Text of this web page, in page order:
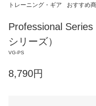
トレーニング・ギア おすすめ
Professional
シリーズ）
VG-PS
8,790円